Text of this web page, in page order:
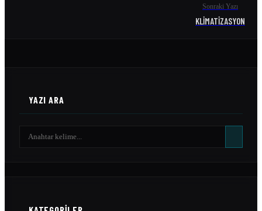
Sonraki Yazı
KLIMATIZASYON
YAZI ARA